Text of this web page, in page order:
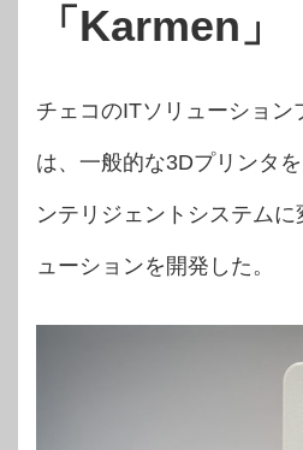
「Karmen」
チェコのITソリューション
は、一般的な3Dプリンタ
ンテリジェントシステムに
ューションを開発した。